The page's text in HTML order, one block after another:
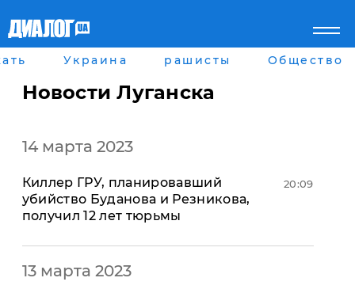
Главная
Все новости
рассея
Военное обозрение
Экономика
Мнение
Блоги
Шоу-биз
Здоровье
Украина
Города
Луганск
Одесса
Украина рашисты Общество
Новости Луганска
14 марта 2023
​Киллер ГРУ, планировавший
убийство Буданова и Резникова,
получил 12 лет тюрьмы
20:09
13 марта 2023